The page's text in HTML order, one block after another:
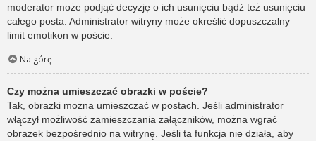
moderator może podjąć decyzję o ich usunięciu bądź też usunięciu
całego posta. Administrator witryny może określić dopuszczalny
limit emotikon w poście.
Na górę
Czy można umieszczać obrazki w poście?
Tak, obrazki można umieszczać w postach. Jeśli administrator
włączył możliwość zamieszczania załączników, można wgrać
obrazek bezpośrednio na witrynę. Jeśli ta funkcja nie działa, aby